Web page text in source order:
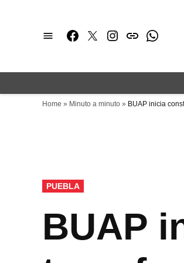
Facebook
TwitterInstagram
issuu
Home » Minuto a minuto » BUAP inicia
PUBLICADO
EN
PUEBLA
BUAP